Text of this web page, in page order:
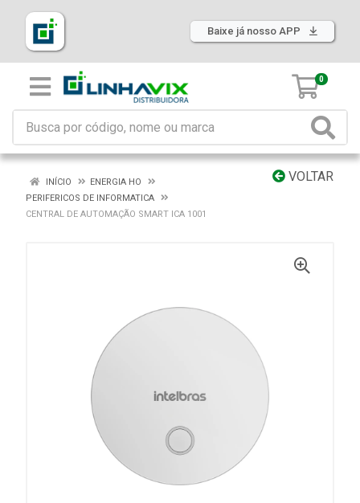
Baixe já nosso APP
0
VOLTAR
INÍCIO
ENERGIA HO
PERIFERICOS DE INFORMATICA
CENTRAL DE AUTOMAÇÃO SMART ICA 1001